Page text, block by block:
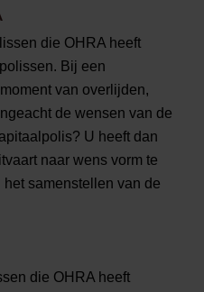
die OHRA heeft
Bij een
van overlijden,
de wensen van de
U heeft dan
naar wens vorm te
samenstellen van de
die OHRA heeft